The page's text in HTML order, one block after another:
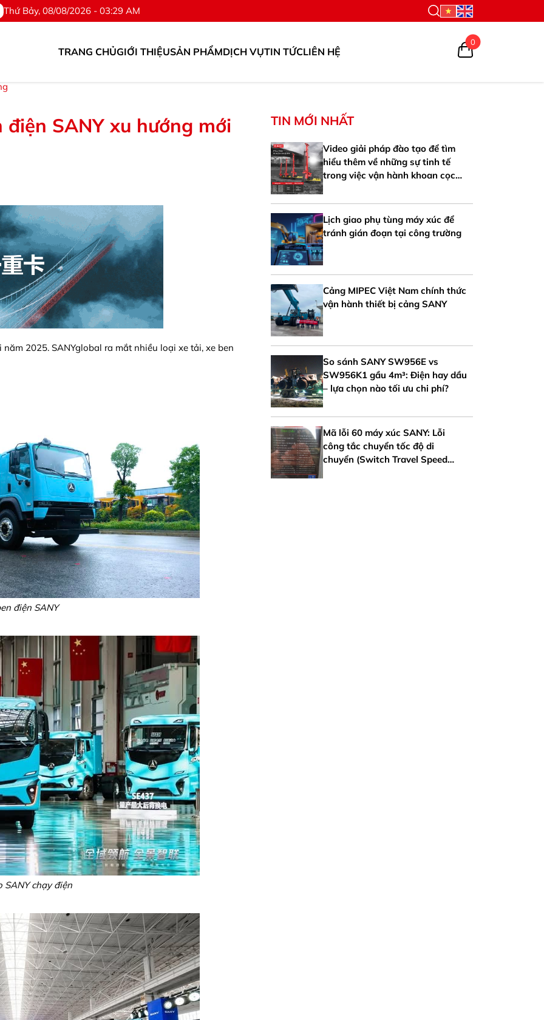
Thứ Bảy, 08/08/2026 - 03:29 AM
TRANG CHỦGIỚI THIỆUSẢN PHẨMDỊCH VỤTIN TỨCLIÊN HỆ
0
SANY xu hướng mới
2025. SANYglobal ra mắt nhiều loại xe tải, xe ben
điện SANY
SANY chạy điện
TIN MỚI NHẤT
Video giải pháp đào tạo để tìm
hiểu thêm về những sự tinh tế
trong việc vận hành khoan cọc
Lịch giao phụ tùng máy xúc để
tránh gián đoạn tại công trường
Cảng MIPEC Việt Nam chính thức
vận hành thiết bị cảng SANY
So sánh SANY SW956E vs
SW956K1 gầu 4m³: Điện hay dầu
– lựa chọn nào tối ưu chi phí?
Mã lỗi 60 máy xúc SANY: Lỗi
công tắc chuyển tốc độ di
chuyển (Switch Travel Speed